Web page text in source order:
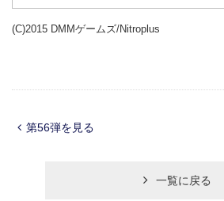
(C)2015 DMMゲームズ/Nitroplus
第56弾を見る
一覧に戻る